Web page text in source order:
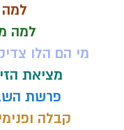
למה
מי הם הלו
מציאת
פרשת
קבלה